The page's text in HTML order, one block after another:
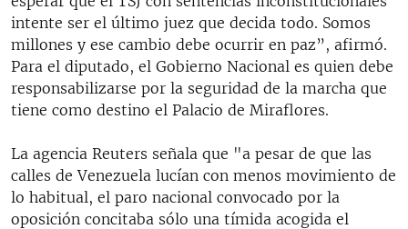
intente ser el último juez que decida todo. Somos
millones y ese cambio debe ocurrir en paz”, afirmó.
Para el diputado, el Gobierno Nacional es quien debe
responsabilizarse por la seguridad de la marcha que
tiene como destino el Palacio de Miraflores.
La agencia Reuters señala que "a pesar de que las
calles de Venezuela lucían con menos movimiento de
lo habitual, el paro nacional convocado por la
oposición concitaba sólo una tímida acogida el